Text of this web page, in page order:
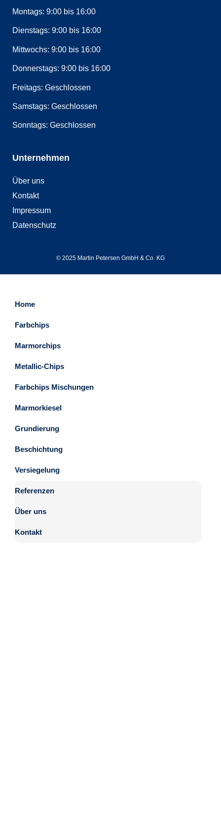
Montags: 9:00 bis 16:00
Dienstags: 9:00 bis 16:00
Mittwochs: 9:00 bis 16:00
Donnerstags: 9:00 bis 16:00
Freitags: Geschlossen
Samstags: Geschlossen
Sonntags: Geschlossen
Unternehmen
Über uns
Kontakt
Impressum
Datenschutz
© 2025 Martin Petersen GmbH & Co. KG
Home
Farbchips
Marmorchips
Metallic-Chips
Farbchips Mischungen
Marmorkiesel
Grundierung
Beschichtung
Versiegelung
Referenzen
Über uns
Kontakt